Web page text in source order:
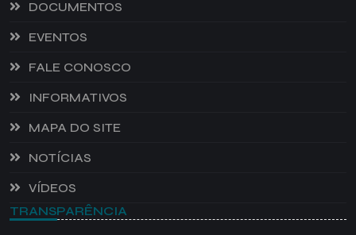
DOCUMENTOS
EVENTOS
FALE CONOSCO
INFORMATIVOS
MAPA DO SITE
NOTÍCIAS
VÍDEOS
TRANSPARÊNCIA